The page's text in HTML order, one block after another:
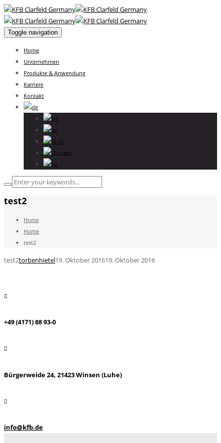
Toggle navigation
Home
Unternehmen
Produkte & Anwendung
Karriere
Kontakt
test2
Home
Home
test2
test2torbenhietel19. Oktober 201619. Oktober 2016
+49 (4171) 88 93-0
Bürgerweide 24, 21423 Winsen (Luhe)
info@kfb.de